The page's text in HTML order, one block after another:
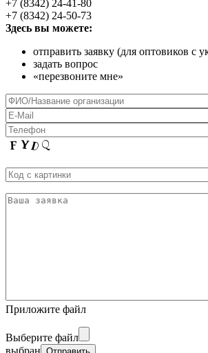
+7 (8342) 24-41-80
+7 (8342) 24-50-73
Здесь вы можете:
отправить заявку (для оптовиков с
задать вопрос
«перезвоните мне»
Приложите файл
Выберите файл
выбран